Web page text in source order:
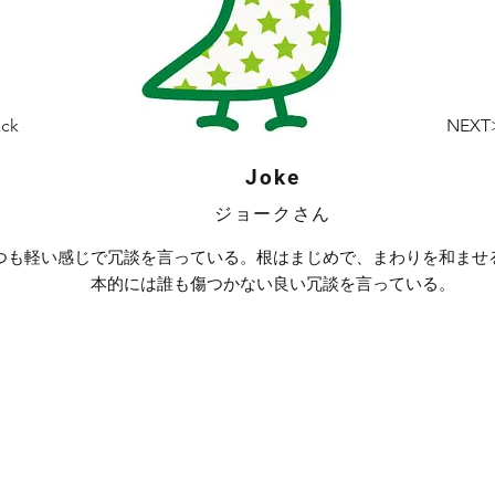
Joke
ジョークさん
も軽い感じで冗談を言っている。根はまじめで、まわりを和ませ
本的には誰も傷つかない良い冗談を言っている。